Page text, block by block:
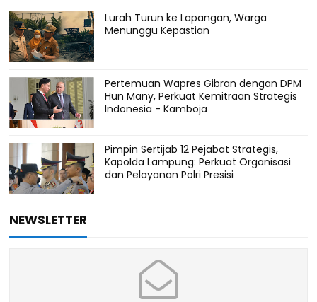
Lurah Turun ke Lapangan, Warga
Menunggu Kepastian
Pertemuan Wapres Gibran dengan DPM
Hun Many, Perkuat Kemitraan Strategis
Indonesia - Kamboja
Pimpin Sertijab 12 Pejabat Strategis,
Kapolda Lampung: Perkuat Organisasi
dan Pelayanan Polri Presisi
NEWSLETTER